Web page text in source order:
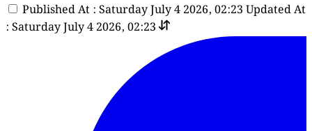
Published At : Saturday July 4 2026, 02:23 Updated At
: Saturday July 4 2026, 02:23